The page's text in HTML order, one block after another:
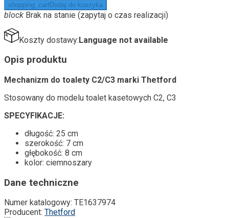
shopping_cartDodaj do koszyka
block Brak na stanie (zapytaj o czas realizacji)
Koszty dostawy:Language not available
Opis produktu
Mechanizm do toalety C2/C3 marki Thetford
Stosowany do modelu toalet kasetowych C2, C3
SPECYFIKACJE:
długość: 25 cm
szerokość: 7 cm
głębokość: 8 cm
kolor: ciemnoszary
Dane techniczne
Numer katalogowy: TE1637974
Producent: Thetford